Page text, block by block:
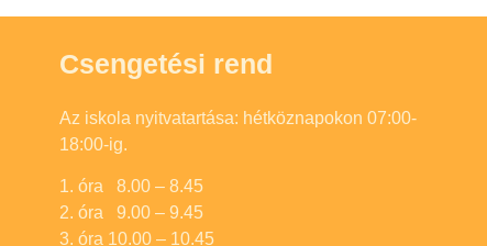
Csengetési rend
Az iskola nyitvatartása: hétköznapokon 07:00-
18:00-ig.
1. óra 8.00 – 8.45
2. óra 9.00 – 9.45
3. óra 10.00 – 10.45